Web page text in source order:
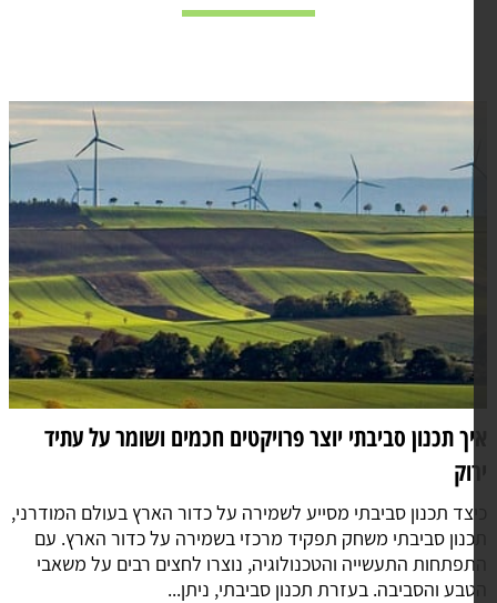
תכנון סביבתי יוצר פרויקטים חכמים ושומר על עתיד
תכנון סביבתי מסייע לשמירה על כדור הארץ בעולם המודרני,
סביבתי משחק תפקיד מרכזי בשמירה על כדור הארץ. עם
התעשייה והטכנולוגיה, נוצרו לחצים רבים על משאבי
והסביבה. בעזרת תכנון סביבתי, ניתן...